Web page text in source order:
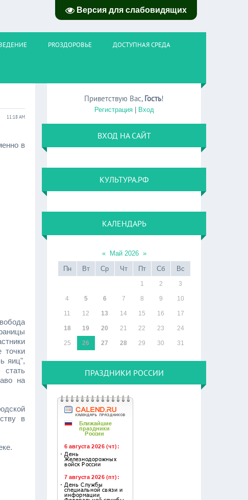
Версия для слабовидящих
PROЗДОРОВЬЕ ДОСТУПНАЯ СРЕДА
11:18 AM
в
точки
яиц",
на
в
Приветствую Вас, Гость!
Регистрация| Вход
ВХОД НА САЙТ
КУЛЬТУРА.РФ
КАЛЕНДАРЬ
« Май 2026 »
Пн
Вт Ср Чт Пт Сб Вс
1 2 3
4 5 6 7 8 9 10
11 12 13 14 15 16 17
18 19 20 21 22 23 24
25 26 27 28 29 30 31
ПРАЗДНИКИ РОССИИ